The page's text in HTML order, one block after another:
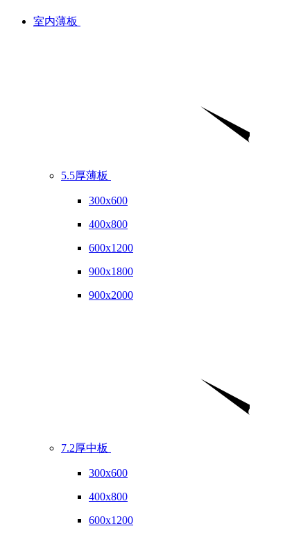
室内薄板
5.5厚薄板
300x600
400x800
600x1200
900x1800
900x2000
7.2厚中板
300x600
400x800
600x1200